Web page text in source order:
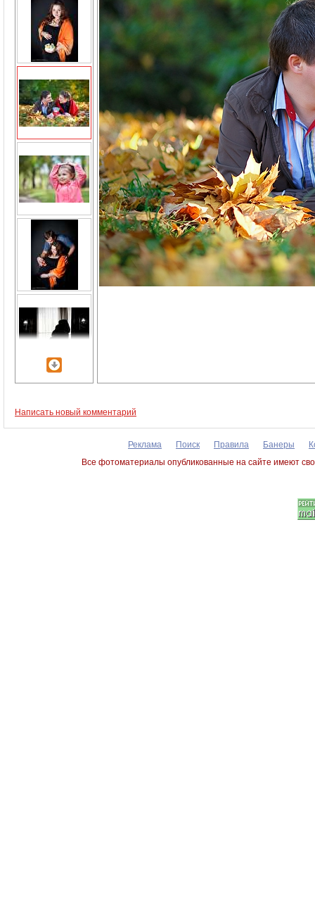
Написать новый комментарий
Реклама Поиск Правила Банеры
Все фотоматериалы опубликованные на сайте имеют